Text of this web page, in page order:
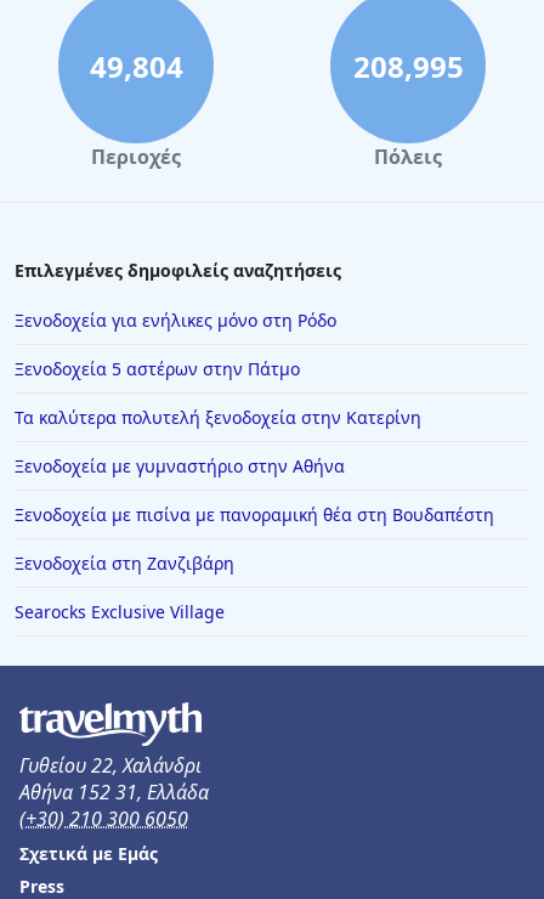
Ξενοδοχεία στη Μύκονο
Ξενοδοχεία στη Μονεμβασιά
Ξενοδοχεία στην Πορταριά
Ξενοδοχεία στην Καλαμπάκα
Ξενοδοχεία στη Φλώρινα
Ξενοδοχεία στην Εύβοια
Ξενοδοχεία στην Πύλο
Ξενοδοχεία στην Ιεράπετρα
Ξενοδοχεία στον Μυστρά
Ξενοδοχεία στο Ντουμπάι
Ξενοδοχεία στην Καρδαμύλη
Ξενοδοχεία στους Πεύκους
Ξενοδοχεία στην Παλαιά Επίδαυρο
Ξενοδοχεία στη Σάμο
Ξενοδοχεία στη Λέσβο
49,804
Περιοχές
208,995
Πόλεις
Επιλεγμένες δημοφιλείς αναζητήσεις
Ξενοδοχεία για ενήλικες μόνο στη Ρόδο
Ξενοδοχεία 5 αστέρων στην Πάτμο
Τα καλύτερα πολυτελή ξενοδοχεία στην Κατερίνη
Ξενοδοχεία με γυμναστήριο στην Αθήνα
Ξενοδοχεία με πισίνα με πανοραμική θέα στη Βουδαπέστη
Ξενοδοχεία στη Ζανζιβάρη
Searocks Exclusive Village
Γυθείου 22, Χαλάνδρι
Αθήνα 152 31, Ελλάδα
(+30) 210 300 6050
Σχετικά με Εμάς
Press